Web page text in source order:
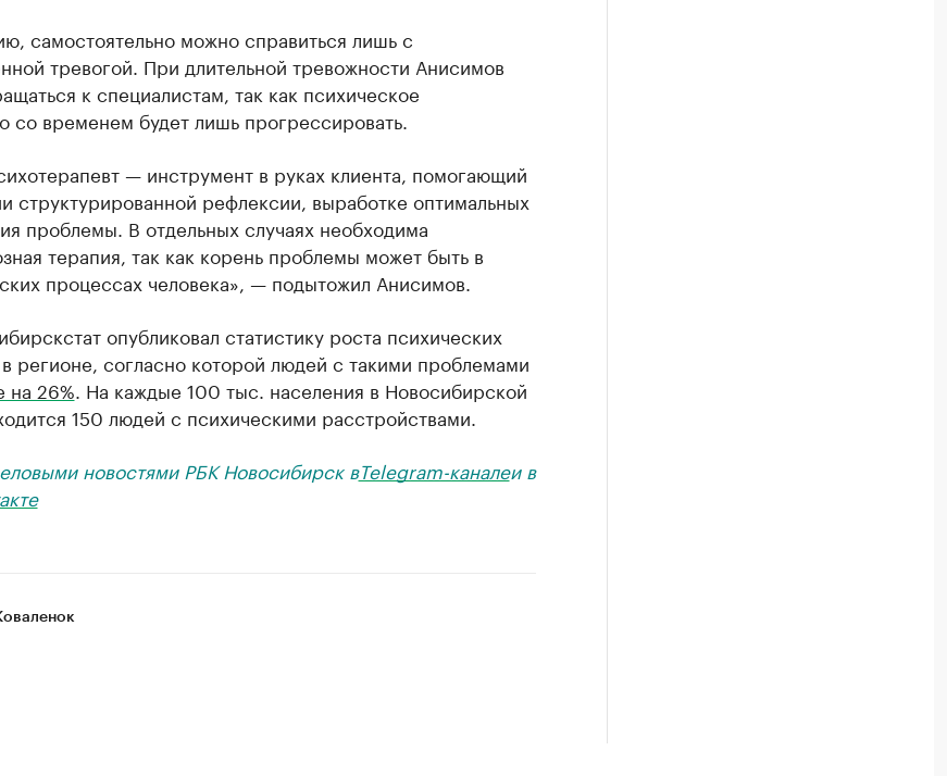
самостоятельно можно справиться лишь с
тревогой. При длительной тревожности Анисимов
к специалистам, так как психическое
со временем будет лишь прогрессировать.
— инструмент в руках клиента, помогающий
структурированной рефлексии, выработке оптимальных
проблемы. В отдельных случаях необходима
терапия, так как корень проблемы может быть в
процессах человека», — подытожил Анисимов.
опубликовал статистику роста психических
регионе, согласно которой людей с такими проблемами
на 26% . На каждые 100 тыс. населения в Новосибирской
150 людей с психическими расстройствами.
новостями РБК Новосибирск вTelegram-каналеи в